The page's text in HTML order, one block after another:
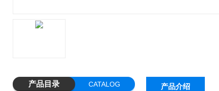
产品目录 CATALOG 产品介绍